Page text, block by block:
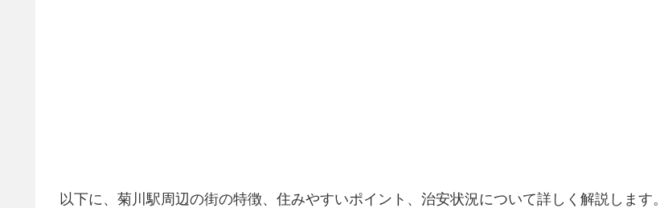
以下に、菊川駅周辺の街の特徴、住みやすいポイント、治安状況について詳しく解説します。